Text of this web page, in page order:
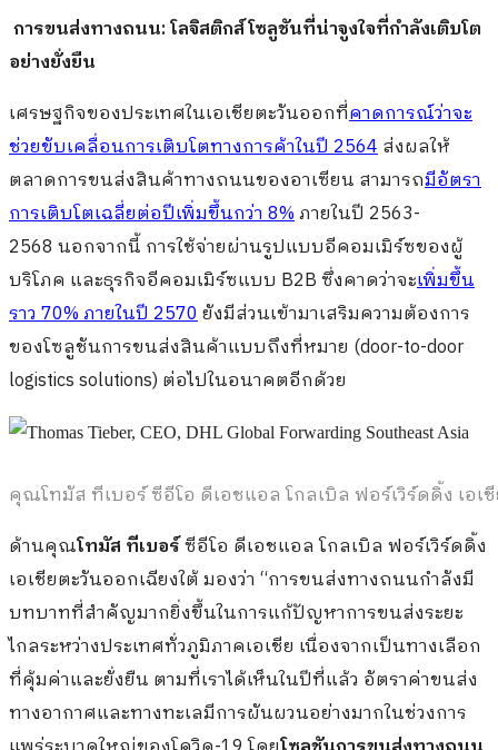
การขนส่งทางถนน: โลจิสติกส์โซลูชันที่น่าจูงใจที่กำลังเติบโต
อย่างยั่งยืน
เศรษฐกิจของประเทศในเอเชียตะวันออกที่คาดการณ์ว่าจะ
ช่วยขับเคลื่อนการเติบโตทางการค้าในปี 2564ส่งผลให้
ตลาดการขนส่งสินค้าทางถนนของอาเซียน สามารถมีอัตรา
การเติบโตเฉลี่ยต่อปีเพิ่มขึ้นกว่า 8%ภายในปี 2563-
2568 นอกจากนี้ การใช้จ่ายผ่านรูปแบบอีคอมเมิร์ซของผู้
บริโภค และธุรกิจอีคอมเมิร์ซแบบ B2B ซึ่งคาดว่าจะเพิ่มขึ้น
ราว 70% ภายในปี 2570ยังมีส่วนเข้ามาเสริมความต้องการ
ของโซลูชันการขนส่งสินค้าแบบถึงที่หมาย (door-to-door
logistics solutions) ต่อไปในอนาคตอีกด้วย
คุณโทมัส ทีเบอร์ ซีอีโอ ดีเอชแอล โกลเบิล ฟอร์เวิร์ดดิ้ง เอเ
ด้านคุณโทมัส ทีเบอร์ซีอีโอ ดีเอชแอล โกลเบิล ฟอร์เวิร์ดดิ้ง
เอเชียตะวันออกเฉียงใต้ มองว่า “การขนส่งทางถนนกำลังมี
บทบาทที่สำคัญมากยิ่งขึ้นในการแก้ปัญหาการขนส่งระยะ
ไกลระหว่างประเทศทั่วภูมิภาคเอเชีย เนื่องจากเป็นทางเลือก
ที่คุ้มค่าและยั่งยืน ตามที่เราได้เห็นในปีที่แล้ว อัตราค่าขนส่ง
ทางอากาศและทางทะเลมีการผันผวนอย่างมากในช่วงการ